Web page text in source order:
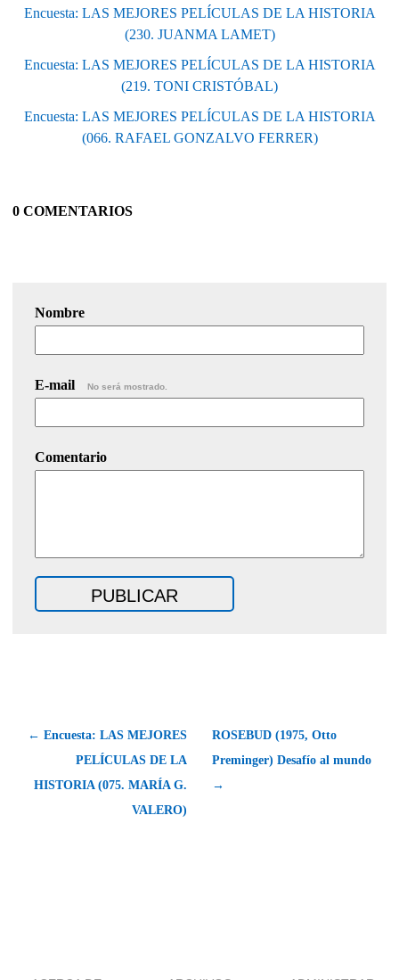
Encuesta: LAS MEJORES PELÍCULAS DE LA HISTORIA
(230. JUANMA LAMET)
Encuesta: LAS MEJORES PELÍCULAS DE LA HISTORIA
(219. TONI CRISTÓBAL)
Encuesta: LAS MEJORES PELÍCULAS DE LA HISTORIA
(066. RAFAEL GONZALVO FERRER)
0 COMENTARIOS
Nombre
E-mail No será mostrado.
Comentario
← Encuesta: LAS MEJORES
PELÍCULAS DE LA
HISTORIA (075. MARÍA G.
VALERO)
ROSEBUD (1975, Otto
Preminger) Desafío al mundo
→